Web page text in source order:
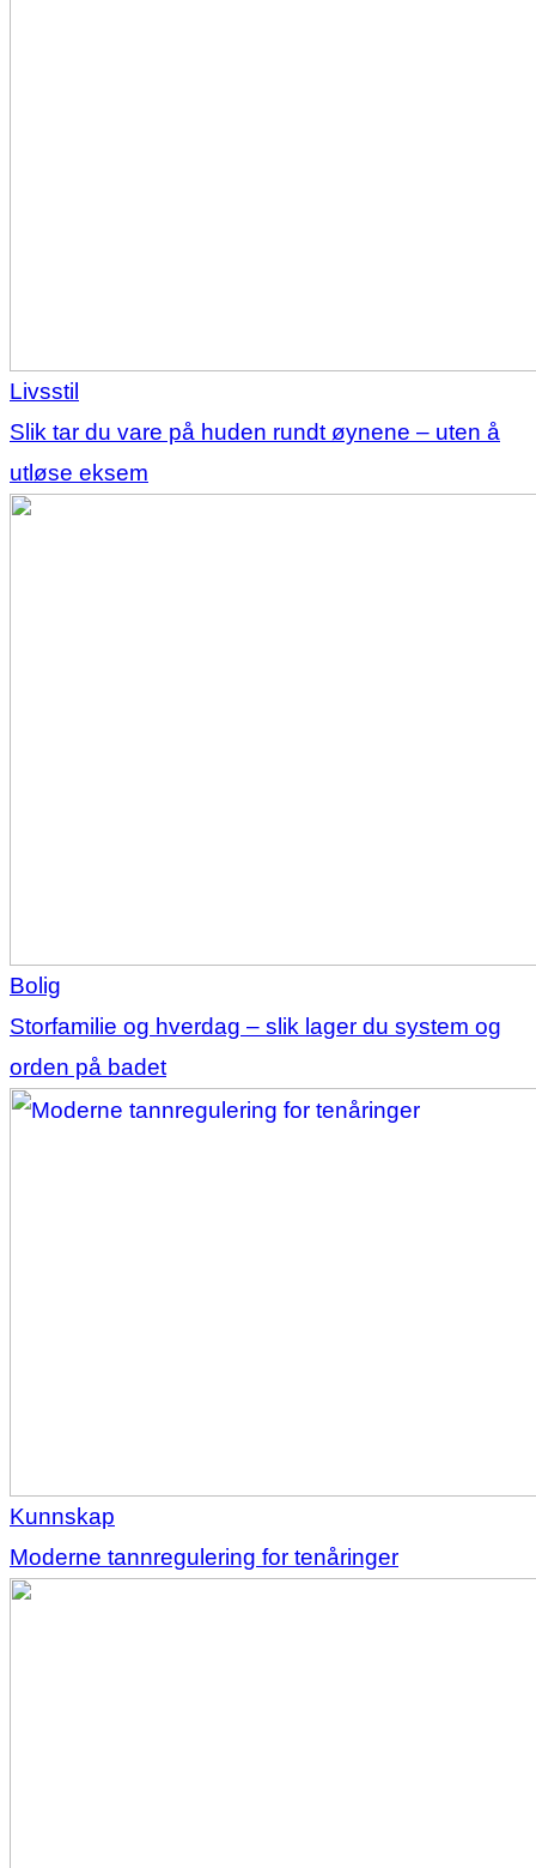
Livsstil
Slik tar du vare på huden rundt øynene – uten å
utløse eksem
Bolig
Storfamilie og hverdag – slik lager du system og
orden på badet
Kunnskap
Moderne tannregulering for tenåringer